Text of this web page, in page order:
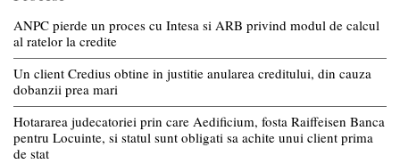
ANPC pierde un proces cu Intesa si ARB privind modul de calcul
al ratelor la credite
Un client Credius obtine in justitie anularea creditului, din cauza
dobanzii prea mari
Hotararea judecatoriei prin care Aedificium, fosta Raiffeisen Banca
pentru Locuinte, si statul sunt obligati sa achite unui client prima
de stat